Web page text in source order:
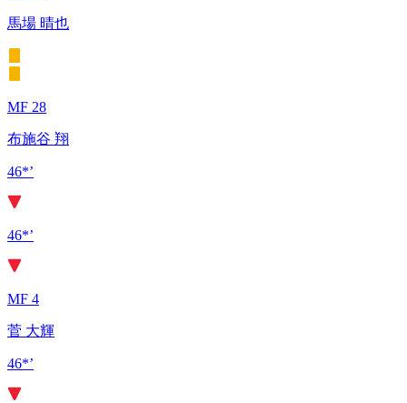
馬場 晴也
MF 28
布施谷 翔
46*’
46*’
MF 4
菅 大輝
46*’